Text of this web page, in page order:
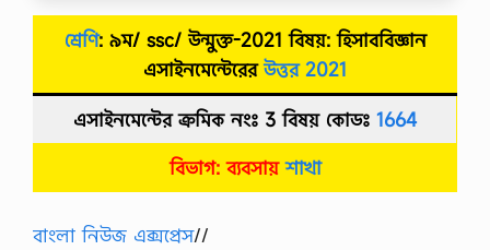
শ্রেণি: ৯ম/ ssc/ উন্মুক্ত-2021 বিষয়:হিসাববিজ্ঞান
এসাইনমেন্টেরেরউত্তর2021
এসাইনমেন্টের ক্রমিক নংঃ 3 বিষয় কোডঃ 1664
বিভাগ:ব্যবসায়শাখা
বাংলা নিউজ এক্সপ্রেস//